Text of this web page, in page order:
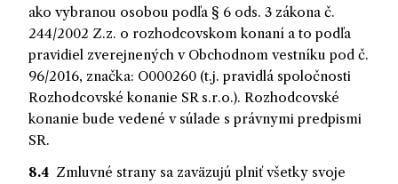
ako vybranou osobou podľa § 6 ods. 3 zákona č.
244/2002 Z.z. o rozhodcovskom konaní a to podľa
pravidiel zverejnených v Obchodnom vestníku pod č.
96/2016, značka: O000260 (t.j. pravidlá spoločnosti
Rozhodcovské konanie SR s.r.o.). Rozhodcovské
konanie bude vedené v súlade s právnymi predpismi
SR.
8.4 Zmluvné strany sa zaväzujú plniť všetky svoje